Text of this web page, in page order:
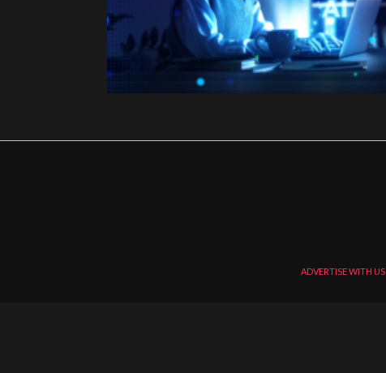
ADVERTISE WITH US